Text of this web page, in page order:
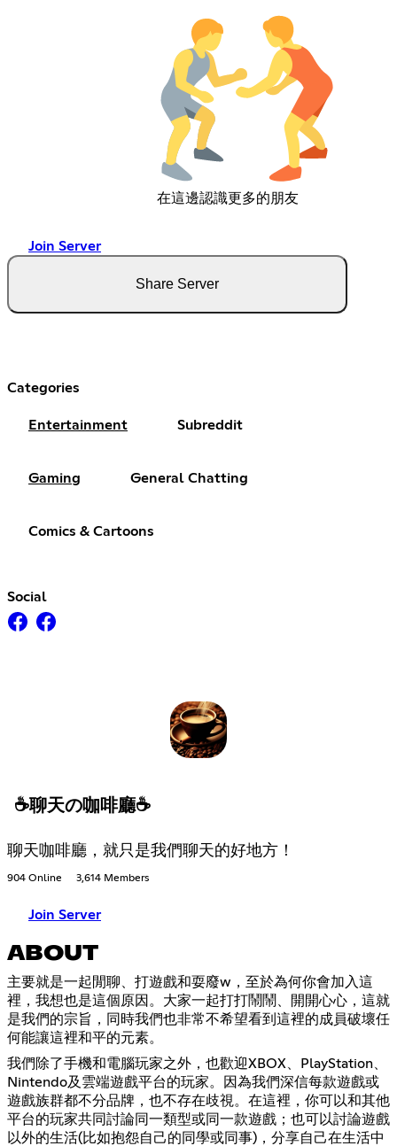
在這邊認識更多的朋友
Join Server
Share Server
Categories
Entertainment Subreddit
Gaming General Chatting
Comics & Cartoons
Social
☕聊天の咖啡廳☕
聊天咖啡廳，就只是我們聊天的好地方！
904 Online 3,614 Members
Join Server
ABOUT
主要就是一起閒聊、打遊戲和耍廢w，至於為何你會加入這
裡，我想也是這個原因。大家一起打打鬧鬧、開開心心，這就
是我們的宗旨，同時我們也非常不希望看到這裡的成員破壞任
何能讓這裡和平的元素。
我們除了手機和電腦玩家之外，也歡迎XBOX、PlayStation、
Nintendo及雲端遊戲平台的玩家。因為我們深信每款遊戲或
遊戲族群都不分品牌，也不存在歧視。在這裡，你可以和其他
平台的玩家共同討論同一類型或同一款遊戲；也可以討論遊戲
以外的生活(比如抱怨自己的同學或同事)，分享自己在生活中